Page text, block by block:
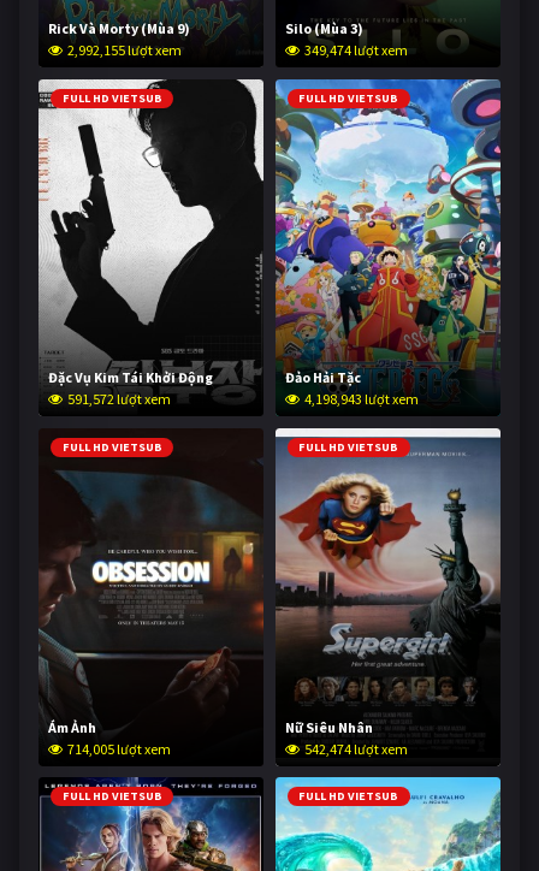
Rick Và Morty (Mùa 9)
2,992,155 lượt xem
Silo (Mùa 3)
349,474 lượt xem
FULL HD VIETSUB
Đặc Vụ Kim Tái Khởi Động
591,572 lượt xem
FULL HD VIETSUB
Đảo Hải Tặc
4,198,943 lượt xem
FULL HD VIETSUB
Ám Ảnh
714,005 lượt xem
FULL HD VIETSUB
Nữ Siêu Nhân
542,474 lượt xem
FULL HD VIETSUB FULL HD VIETSUB